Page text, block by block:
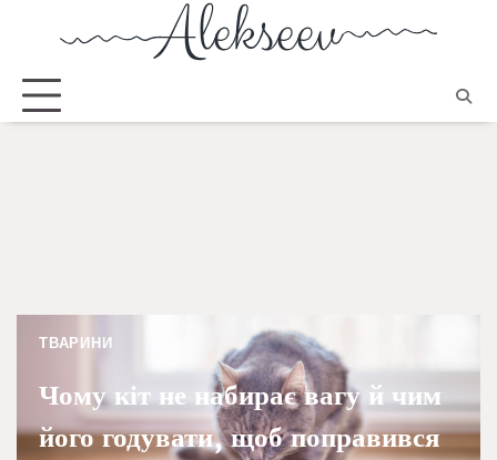
ТВАРИНИ
Чому кіт не набирає вагу й чим
його годувати, щоб поправився